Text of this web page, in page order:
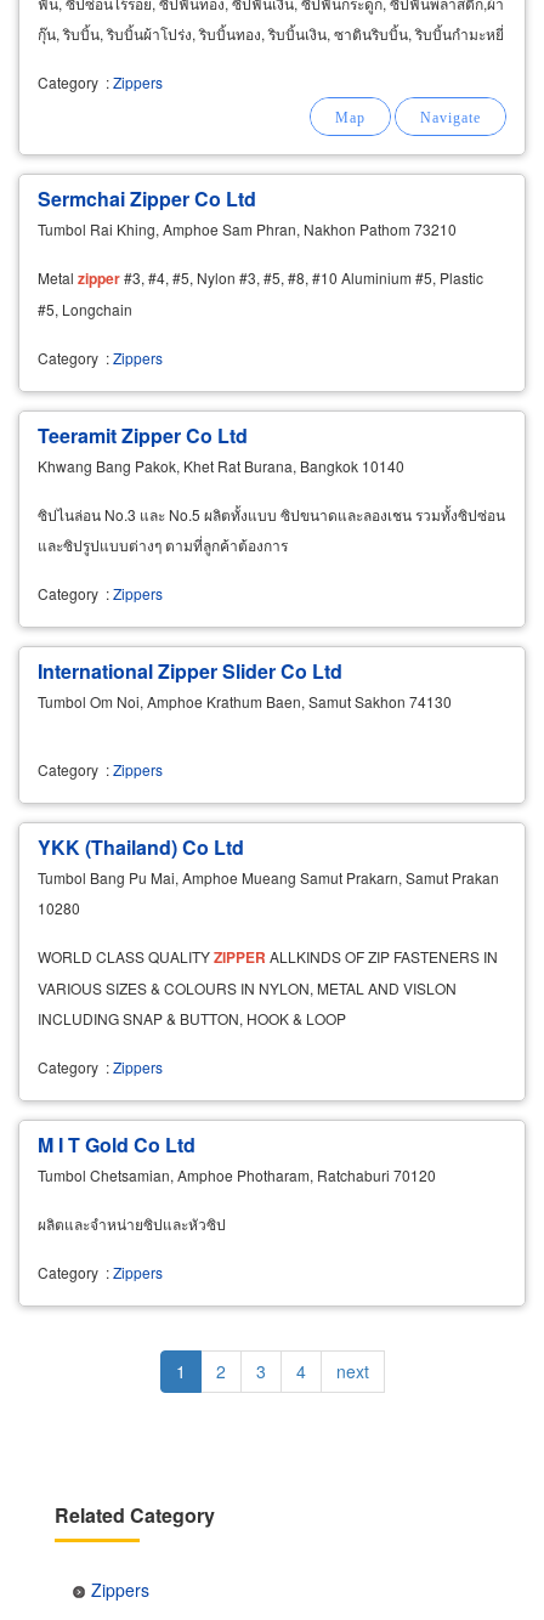
กุ๊น, ริบบิ้น, ริบบิ้นผ้าโปร่ง, ริบบิ้นทอง, ริบบิ้นเงิน, ซาตินริบบิ้น, ริบบิ้นกำมะหยี่
Category :Zippers
Sermchai Zipper Co Ltd
Tumbol Rai Khing, Amphoe Sam Phran, Nakhon Pathom 73210
Metal zipper#3, #4, #5, Nylon #3, #5, #8, #10 Aluminium #5, Plastic
#5, Longchain
Category :Zippers
Teeramit Zipper Co Ltd
Khwang Bang Pakok, Khet Rat Burana, Bangkok 10140
ซิปไนล่อน No.3 และ No.5 ผลิตทั้งแบบ ซิปขนาดและลองเชน รวมทั้งซิปซ่อน
และซิปรูปแบบต่างๆ ตามที่ลูกค้าต้องการ
Category :Zippers
International Zipper Slider Co Ltd
Tumbol Om Noi, Amphoe Krathum Baen, Samut Sakhon 74130
Category :Zippers
YKK (Thailand) Co Ltd
Tumbol Bang Pu Mai, Amphoe Mueang Samut Prakarn, Samut Prakan
10280
WORLD CLASS QUALITYZIPPER ALLKINDS OF ZIP FASTENERS IN
VARIOUS SIZES & COLOURS IN NYLON, METAL AND VISLON
INCLUDING SNAP & BUTTON, HOOK & LOOP
Category :Zippers
M I T Gold Co Ltd
Tumbol Chetsamian, Amphoe Photharam, Ratchaburi 70120
ผลิตและจำหน่ายซิปและหัวซิป
Category :Zippers
Current
page
1 Page
2 Page
3 Page
4
Next
page
next
Related Category
Zippers